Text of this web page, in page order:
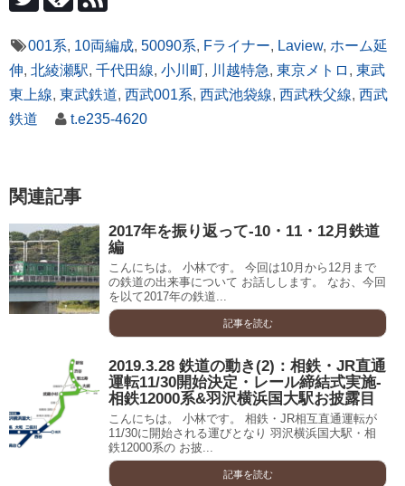
001系, 10両編成, 50090系, Fライナー, Laview, ホーム延
伸, 北綾瀬駅, 千代田線, 小川町, 川越特急, 東京メトロ , 東武
東上線, 東武鉄道, 西武001系, 西武池袋線, 西武秩父線, 西武
鉄道
t.e235-4620
関連記事
2017年を振り返って-10・11・12月鉄道
編
こんにちは。 小林です。 今回は10月から12月まで
の鉄道の出来事について お話しします。 なお、今回
を以て2017年の鉄道...
記事を読む
2019.3.28 鉄道の動き(2)：相鉄・JR直通
運転11/30開始決定・レール締結式実施-
相鉄12000系&羽沢横浜国大駅お披露目
こんにちは。 小林です。 相鉄・JR相互直通運転が
11/30に開始される運びとなり 羽沢横浜国大駅・相
鉄12000系の お披...
記事を読む